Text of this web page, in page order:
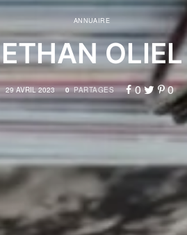
ANNUAIRE
ETHAN OLIEL
29 AVRIL 2023 0 PARTAGES 0 0